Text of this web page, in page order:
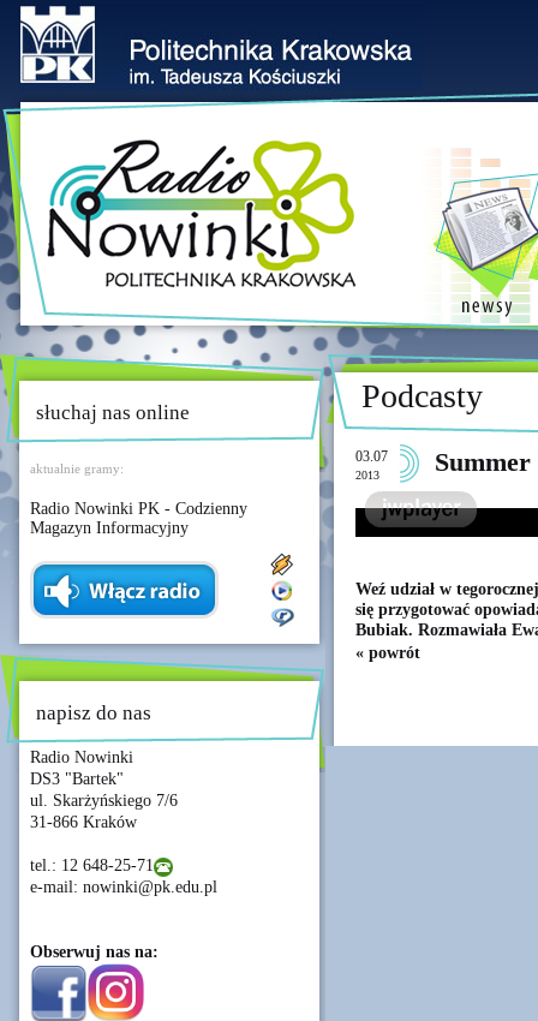
słuchaj nas online
aktualnie gramy:
Radio Nowinki PK - Codzienny
Magazyn Informacyjny
napisz do nas
Radio Nowinki
DS3 "Bartek"
ul. Skarżyńskiego 7/6
31-866 Kraków
tel.: 12 648-25-71
e-mail: nowinki@pk.edu.pl
Obserwuj nas na:
Podcasty
03.07
2013 Summer
Weź udział w
się przygotować
Bubiak. Rozmawiała
« powrót